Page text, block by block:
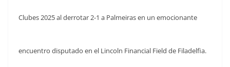
Clubes 2025 al derrotar 2-1 a Palmeiras en un emocionante
encuentro disputado en el Lincoln Financial Field de Filadelfia.